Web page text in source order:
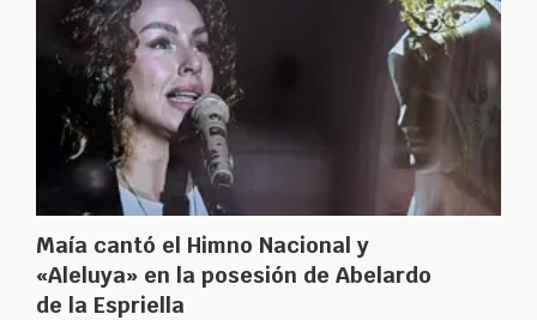
Maía cantó el Himno Nacional y
«Aleluya» en la posesión de Abelardo
de la Espriella